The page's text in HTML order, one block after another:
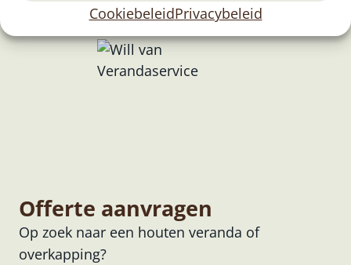
CookiebeleidPrivacybeleid
Offerte aanvragen
Op zoek naar een houten veranda of
overkapping?